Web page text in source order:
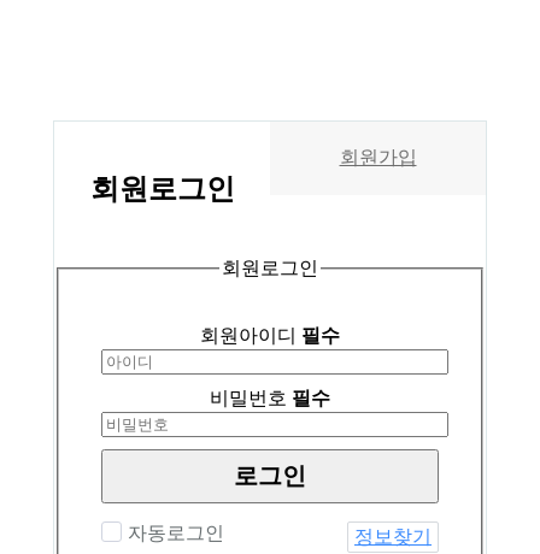
회원 로그인
회원가입
회원로그인
회원아이디 필수
비밀번호 필수
로그인
자동로그인 정보찾기